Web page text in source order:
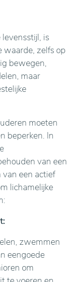
is
waarde, zelfs op
bewegen,
maar
moeten
beperken. In
van een
een actief
lichamelijke
zwemmen
eengoede
om